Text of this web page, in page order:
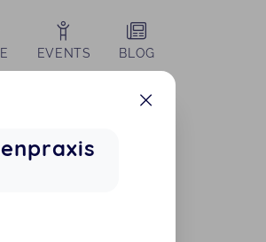
EVENTS BLOG